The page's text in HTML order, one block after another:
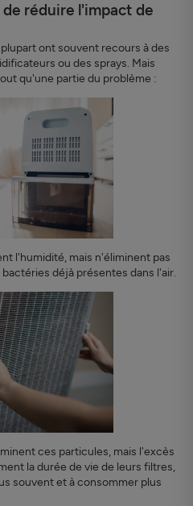
réduire l'impact de
ont souvent recours à des
ou des sprays. Mais
qu'une partie du problème :
l'humidité, mais n'éliminent pas
déjà présentes dans l'air.
ces particules, mais l'excès
la durée de vie de leurs filtres,
souvent et à consommer plus